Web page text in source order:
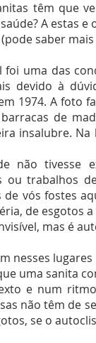
têm que
A estas
saber mais
uma das
devido à
1974. A foto
de
insalubre.
não tivesse
trabalhos
vós fostes
de esgotos
mas é
nesses
uma sanita
e num
não têm de
se o